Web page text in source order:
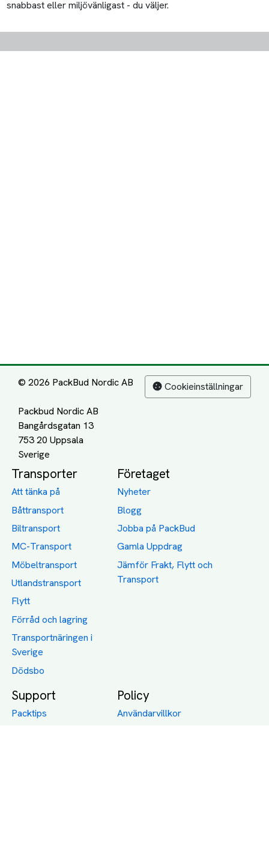
snabbast eller miljövänligast - du väljer.
© 2026 PackBud Nordic AB
Packbud Nordic AB
Bangårdsgatan 13
753 20 Uppsala
Cookieinställningar
Transporter
Att tänka på
Båttransport
Biltransport
MC-Transport
Möbeltransport
Utlandstransport
Flytt
Förråd och lagring
Transportnäringen i
Sverige
Dödsbo
Företaget
Nyheter
Blogg
Jobba på PackBud
Gamla Uppdrag
Jämför Frakt, Flytt och
Transport
Support
Packtips
Policy
Användarvillkor